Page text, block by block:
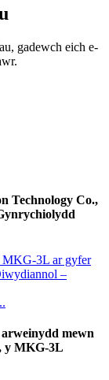
gadewch eich e-
Technology Co.,
mewn
y MKG-3L